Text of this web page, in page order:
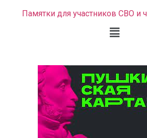
Памятки для участников СВО и